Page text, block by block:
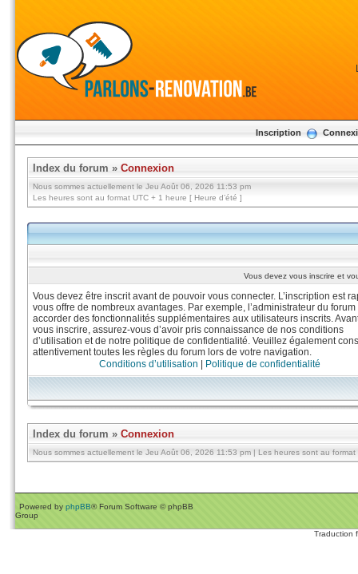
Inscription
Index du forum » Connexion
Nous sommes actuellement le Jeu Août 06, 2026 11:53 pm
Les heures sont au format UTC + 1 heure [ Heure d’été ]
Vous devez vous inscrire et
Vous devez être inscrit avant de pouvoir vous connecter. L’inscription est
vous offre de nombreux avantages. Par exemple, l’administrateur du forum
accorder des fonctionnalités supplémentaires aux utilisateurs inscrits.
vous inscrire, assurez-vous d’avoir pris connaissance de nos conditions
d’utilisation et de notre politique de confidentialité. Veuillez également
attentivement toutes les règles du forum lors de votre navigation.
Conditions d’utilisation
Politique de confidentialité
Index du forum » Connexion
Nous sommes actuellement le Jeu Août 06, 2026 11:53 pm | Les heures sont au format
Powered by phpBB® Forum Software © phpBB
Group
Traduction